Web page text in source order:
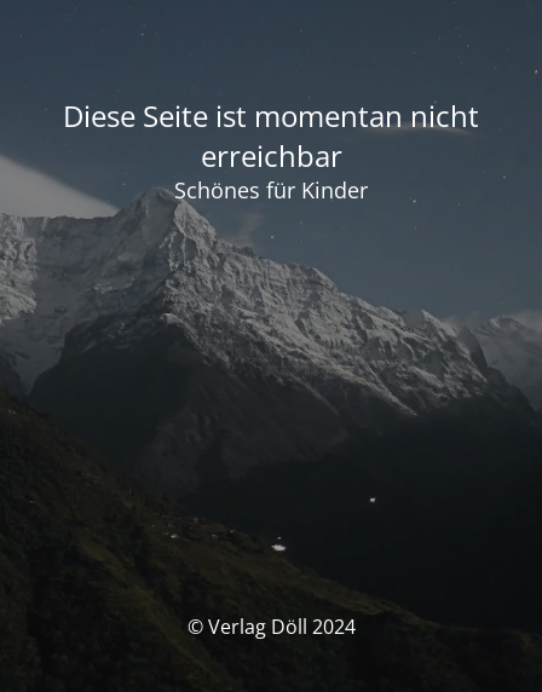
Diese Seite ist momentan nicht
erreichbar
Schönes für Kinder
© Verlag Döll 2024